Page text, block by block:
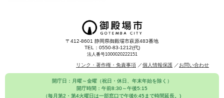
〒412-8601 静岡県御殿場市萩原483番地
TEL：0550-83-1212(代)
法人番号1000020222151
リンク・著作権・免責事項 個人情報保護 お問い合わせ
開庁日：月曜～金曜（祝日・休日、年末年始を除く）
開庁時間：午前8:30～午後5:15
（毎月第2・第4火曜日は一部窓口で午後6:45まで時間延長。)